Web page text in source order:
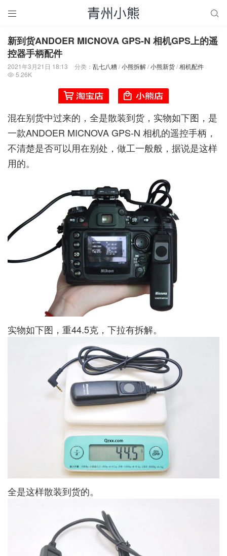
 
新到货ANDOER MICNOVA GPS-N 相机GPS上的遥
控器手柄配件
2021年3月21日 18:13 分类： 乱七八糟/小熊拆解/小熊新货/相机配件
 5.26K
混在别货中过来的，全是散装到货，实物如下图，是
一款ANDOER MICNOVA GPS-N 相机的遥控手柄，
不清楚是否可以用在别处，做工一般般，据说是这样
用的。
实物如下图，重44.5克，下拉有拆解。
全是这样散装到货的。